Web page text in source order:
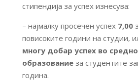
стипендија за успех изнесува:
– најмалку просечен успех 7,00
повисоките години на студии,
многу добар успех во
образованиеза студентите
година.